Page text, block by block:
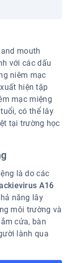
mouth
với các dấu
niêm mạc
xuất hiện tập
mạc miệng
có thể lây
tại trường học
là do các
A16
năng lây
môi trường và
cửa, bàn
lành qua